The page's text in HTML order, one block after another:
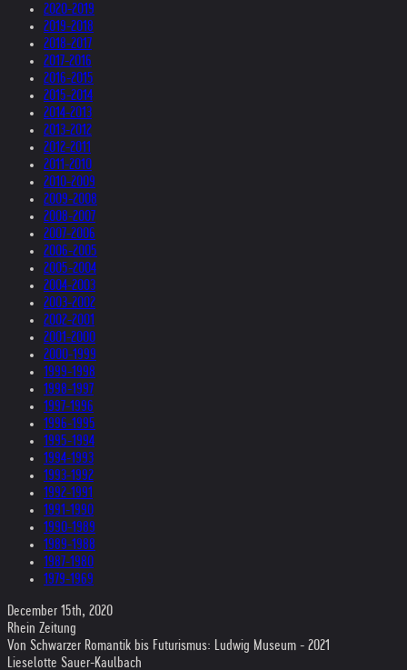
2020-2019
2019-2018
2018-2017
2017-2016
2016-2015
2015-2014
2014-2013
2013-2012
2012-2011
2011-2010
2010-2009
2009-2008
2008-2007
2007-2006
2006-2005
2005-2004
2004-2003
2003-2002
2002-2001
2001-2000
2000-1999
1999-1998
1998-1997
1997-1996
1996-1995
1995-1994
1994-1993
1993-1992
1992-1991
1991-1990
1990-1989
1989-1988
1987-1980
1979-1969
December 15th, 2020
Rhein Zeitung
Von Schwarzer Romantik bis Futurismus: Ludwig Museum - 2021
Lieselotte Sauer-Kaulbach